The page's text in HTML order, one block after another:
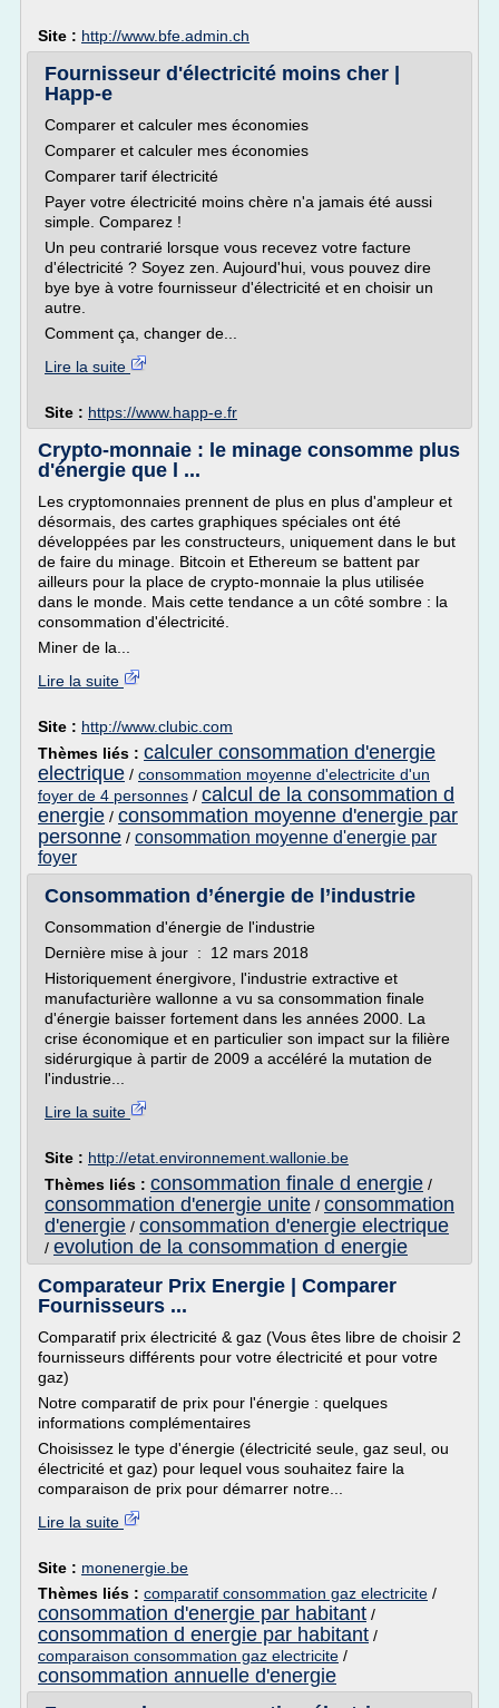
Site : http://www.bfe.admin.ch
Fournisseur d'électricité moins cher |
Happ-e
Comparer et calculer mes économies
Comparer et calculer mes économies
Comparer tarif électricité
Payer votre électricité moins chère n'a jamais été aussi
simple. Comparez !
Un peu contrarié lorsque vous recevez votre facture
d'électricité ? Soyez zen. Aujourd'hui, vous pouvez dire
bye bye à votre fournisseur d'électricité et en choisir un
autre.
Comment ça, changer de...
Lire la suite
Site : https://www.happ-e.fr
Crypto-monnaie : le minage consomme plus
d'énergie que l ...
Les cryptomonnaies prennent de plus en plus d'ampleur et
désormais, des cartes graphiques spéciales ont été
développées par les constructeurs, uniquement dans le but
de faire du minage. Bitcoin et Ethereum se battent par
ailleurs pour la place de crypto-monnaie la plus utilisée
dans le monde. Mais cette tendance a un côté sombre : la
consommation d'électricité.
Miner de la...
Lire la suite
Site : http://www.clubic.com
Thèmes liés : calculer consommation d'energie
electrique / consommation moyenne d'electricite d'un
foyer de 4 personnes / calcul de la consommation d
energie / consommation moyenne d'energie par
personne / consommation moyenne d'energie par
foyer
Consommation d’énergie de l’industrie
Consommation d'énergie de l'industrie
Dernière mise à jour : 12 mars 2018
Historiquement énergivore, l'industrie extractive et
manufacturière wallonne a vu sa consommation finale
d'énergie baisser fortement dans les années 2000. La
crise économique et en particulier son impact sur la filière
sidérurgique à partir de 2009 a accéléré la mutation de
l'industrie...
Lire la suite
Site : http://etat.environnement.wallonie.be
Thèmes liés : consommation finale d energie /
consommation d'energie unite / consommation
d'energie / consommation d'energie electrique
/ evolution de la consommation d energie
Comparateur Prix Energie | Comparer
Fournisseurs ...
Comparatif prix électricité & gaz (Vous êtes libre de choisir 2
fournisseurs différents pour votre électricité et pour votre
gaz)
Notre comparatif de prix pour l'énergie : quelques
informations complémentaires
Choisissez le type d'énergie (électricité seule, gaz seul, ou
électricité et gaz) pour lequel vous souhaitez faire la
comparaison de prix pour démarrer notre...
Lire la suite
Site : monenergie.be
Thèmes liés : comparatif consommation gaz electricite /
consommation d'energie par habitant /
consommation d energie par habitant /
comparaison consommation gaz electricite /
consommation annuelle d'energie